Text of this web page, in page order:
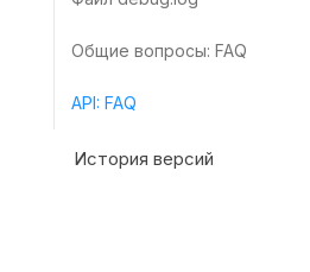
Общие вопросы: FAQ
API: FAQ
История версий